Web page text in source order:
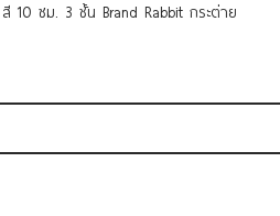
10 ซม. 3 ชั้น Brand Rabbit กระต่าย